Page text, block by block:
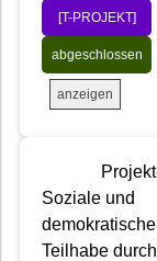
[T-PROJEKT]
abgeschlossen
anzeigen
Soziale und
demokratische
Teilhabe durch